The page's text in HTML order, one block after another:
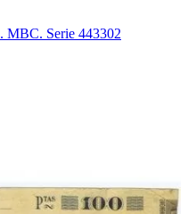
MBC. Serie 443302